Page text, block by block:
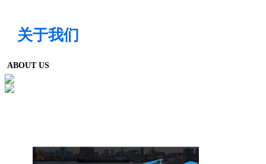
关于我们
ABOUT US